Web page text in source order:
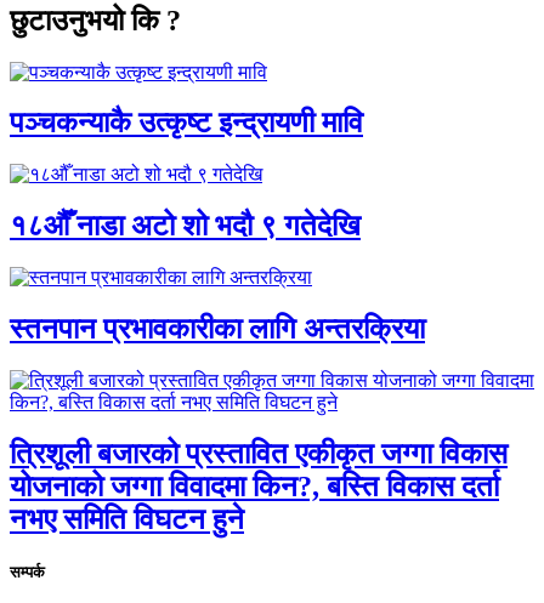
छुटाउनुभयो कि ?
पञ्चकन्याकै उत्कृष्ट इन्द्रायणी मावि
१८औँ नाडा अटो शो भदौ ९ गतेदेखि
स्तनपान प्रभावकारीका लागि अन्तरक्रिया
त्रिशूली बजारको प्रस्तावित एकीकृत जग्गा विकास
योजनाको जग्गा विवादमा किन?, बस्ति विकास दर्ता
नभए समिति विघटन हुने
सम्पर्क